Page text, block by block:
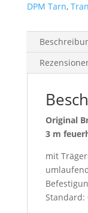
DPM Tarn,
Original
3 m
mit
Standard: